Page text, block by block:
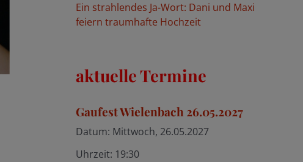
Ein strahlendes Ja-Wort: Dani und Maxi
feiern traumhafte Hochzeit
aktuelle Termine
Gaufest Wielenbach 26.05.2027
Datum: Mittwoch, 26.05.2027
Uhrzeit: 19:30